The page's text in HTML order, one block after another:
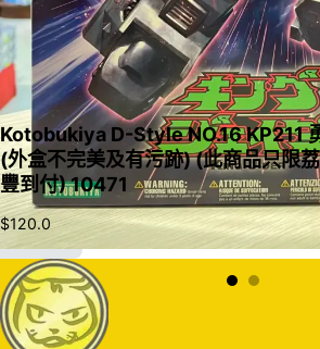
入購物車
Kotobukiya D-Style NO.16 KP211
(外盒不完美及有污跡) (此商品只限
豐到付) 10471
$120.0